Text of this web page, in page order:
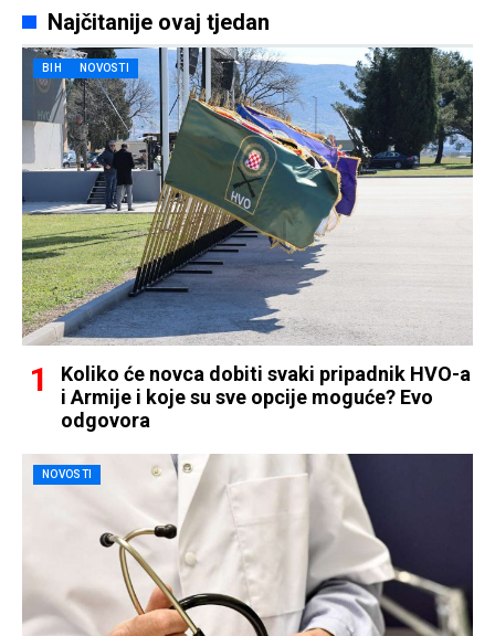
Najčitanije ovaj tjedan
BIH NOVOSTI
Koliko će novca dobiti svaki pripadnik HVO-a
i Armije i koje su sve opcije moguće? Evo
odgovora
NOVOSTI